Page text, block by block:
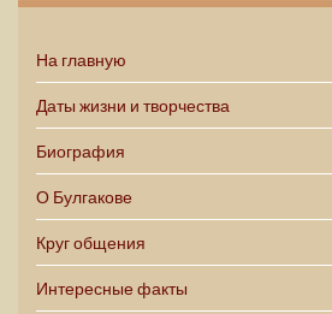
На главную
Даты жизни и творчества
Биография
О Булгакове
Круг общения
Интересные факты